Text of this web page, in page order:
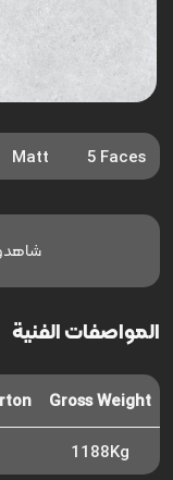
5 Faces
Matt
المواصفات الفنية
Gross Weight
1188Kg